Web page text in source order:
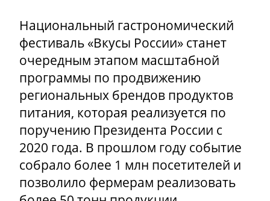
Национальный гастрономический
фестиваль «Вкусы России» станет
очередным этапом масштабной
программы по продвижению
региональных брендов продуктов
питания, которая реализуется по
поручению Президента России с
2020 года. В прошлом году событие
собрало более 1 млн посетителей и
позволило фермерам реализовать